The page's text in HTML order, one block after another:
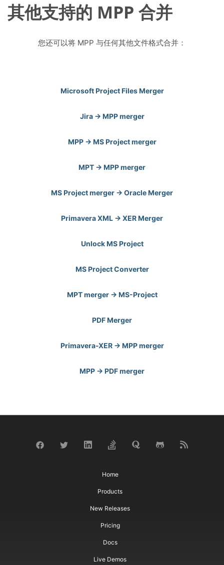
其他支持的 MPP 合并
您还可以将 MPP 与任何其他文件格式合并：
Microsoft Project Files Merger
Jira -> MPP merger
MPP -> MS Project merger
MPT -> MPP merger
MS Project merger -> Oracle Merger
Primavera XML -> XER Merger
Unlock MS Project
MS Project Converter
MPT merger -> MS-Project
PDF Merger
Primavera-XER -> MPP merger
MPP -> PDF merger
Home
Products
New Releases
Pricing
Docs
Live Demos